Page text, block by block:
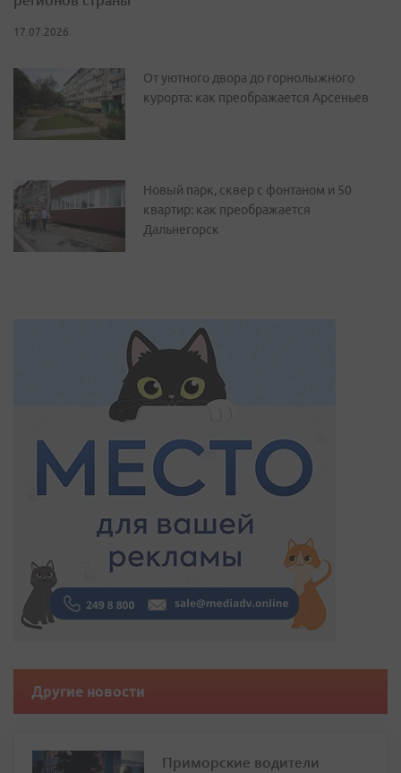
17.07.2026
От уютного двора до горнолыжного
курорта: как преображается Арсеньев
Новый парк, сквер с фонтаном и 50
квартир: как преображается
Дальнегорск
Другие новости
Приморские водители